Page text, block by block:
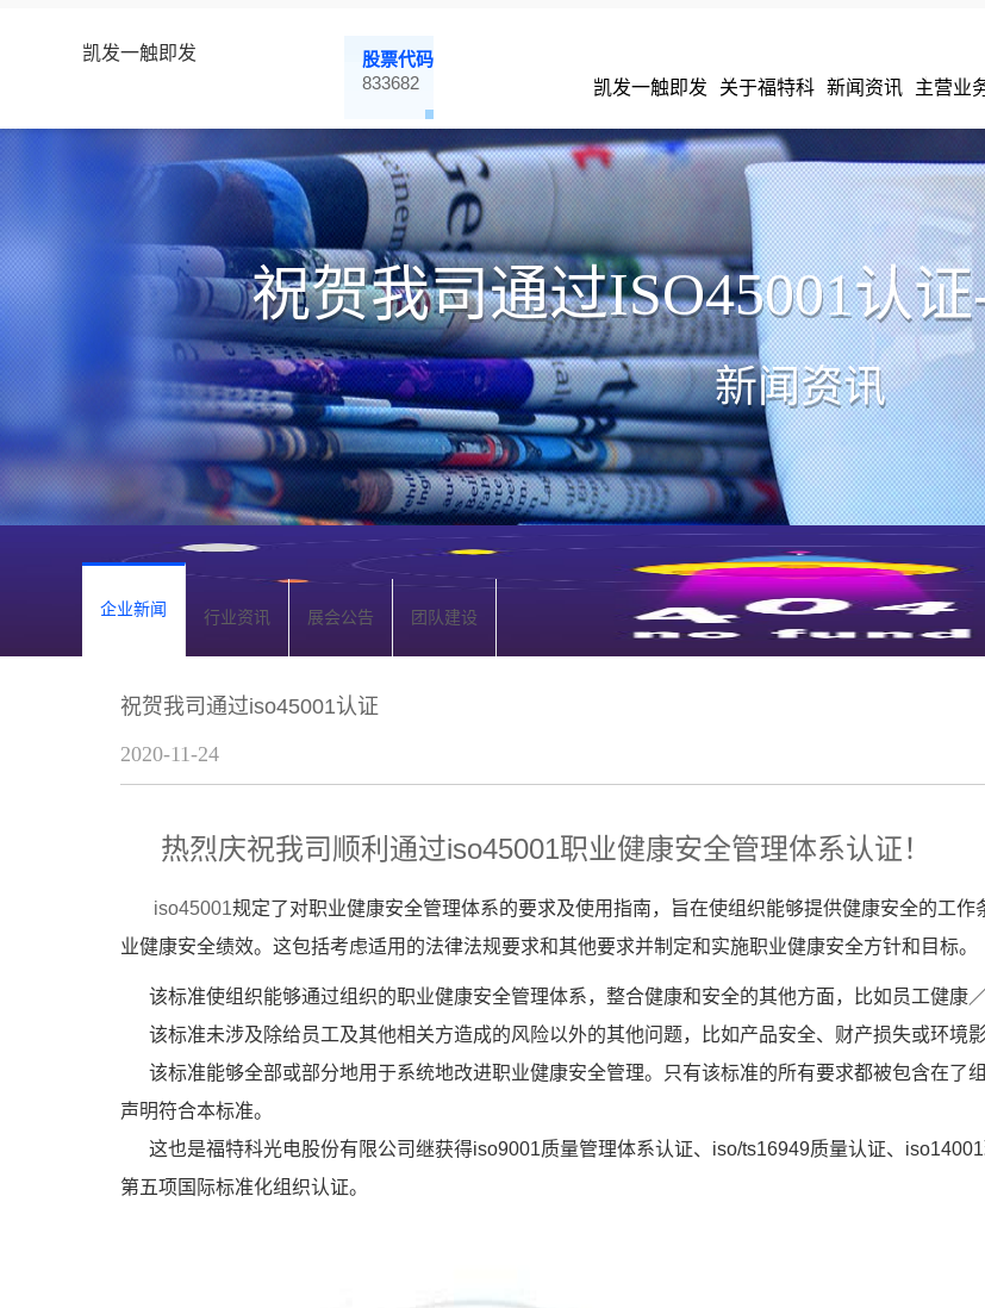
凯发一触即发
股票代码
833682
凯发一触即发 关于福特科 新闻资讯 主营业
祝贺我司通过ISO45001认
新闻资讯
企业新闻 行业资讯 展会公告 团队建设
祝贺我司通过iso45001认证
2020-11-24
热烈庆祝我司顺利通过iso45001职业健康安全管理体系认证！
iso45001规定了对职业健康安全管理体系的要求及使用指南，旨在使组织能够提供健康安全的工
业健康安全绩效。这包括考虑适用的法律法规要求和其他要求并制定和实施职业健康安全方针和目标。
该标准使组织能够通过组织的职业健康安全管理体系，整合健康和安全的其他方面，比如员工健康／
该标准未涉及除给员工及其他相关方造成的风险以外的其他问题，比如产品安全、财产损失或环境影
该标准能够全部或部分地用于系统地改进职业健康安全管理。只有该标准的所有要求都被包含在了
声明符合本标准。
这也是福特科光电股份有限公司继获得iso9001质量管理体系认证、iso/ts16949质量认证、
第五项国际标准化组织认证。